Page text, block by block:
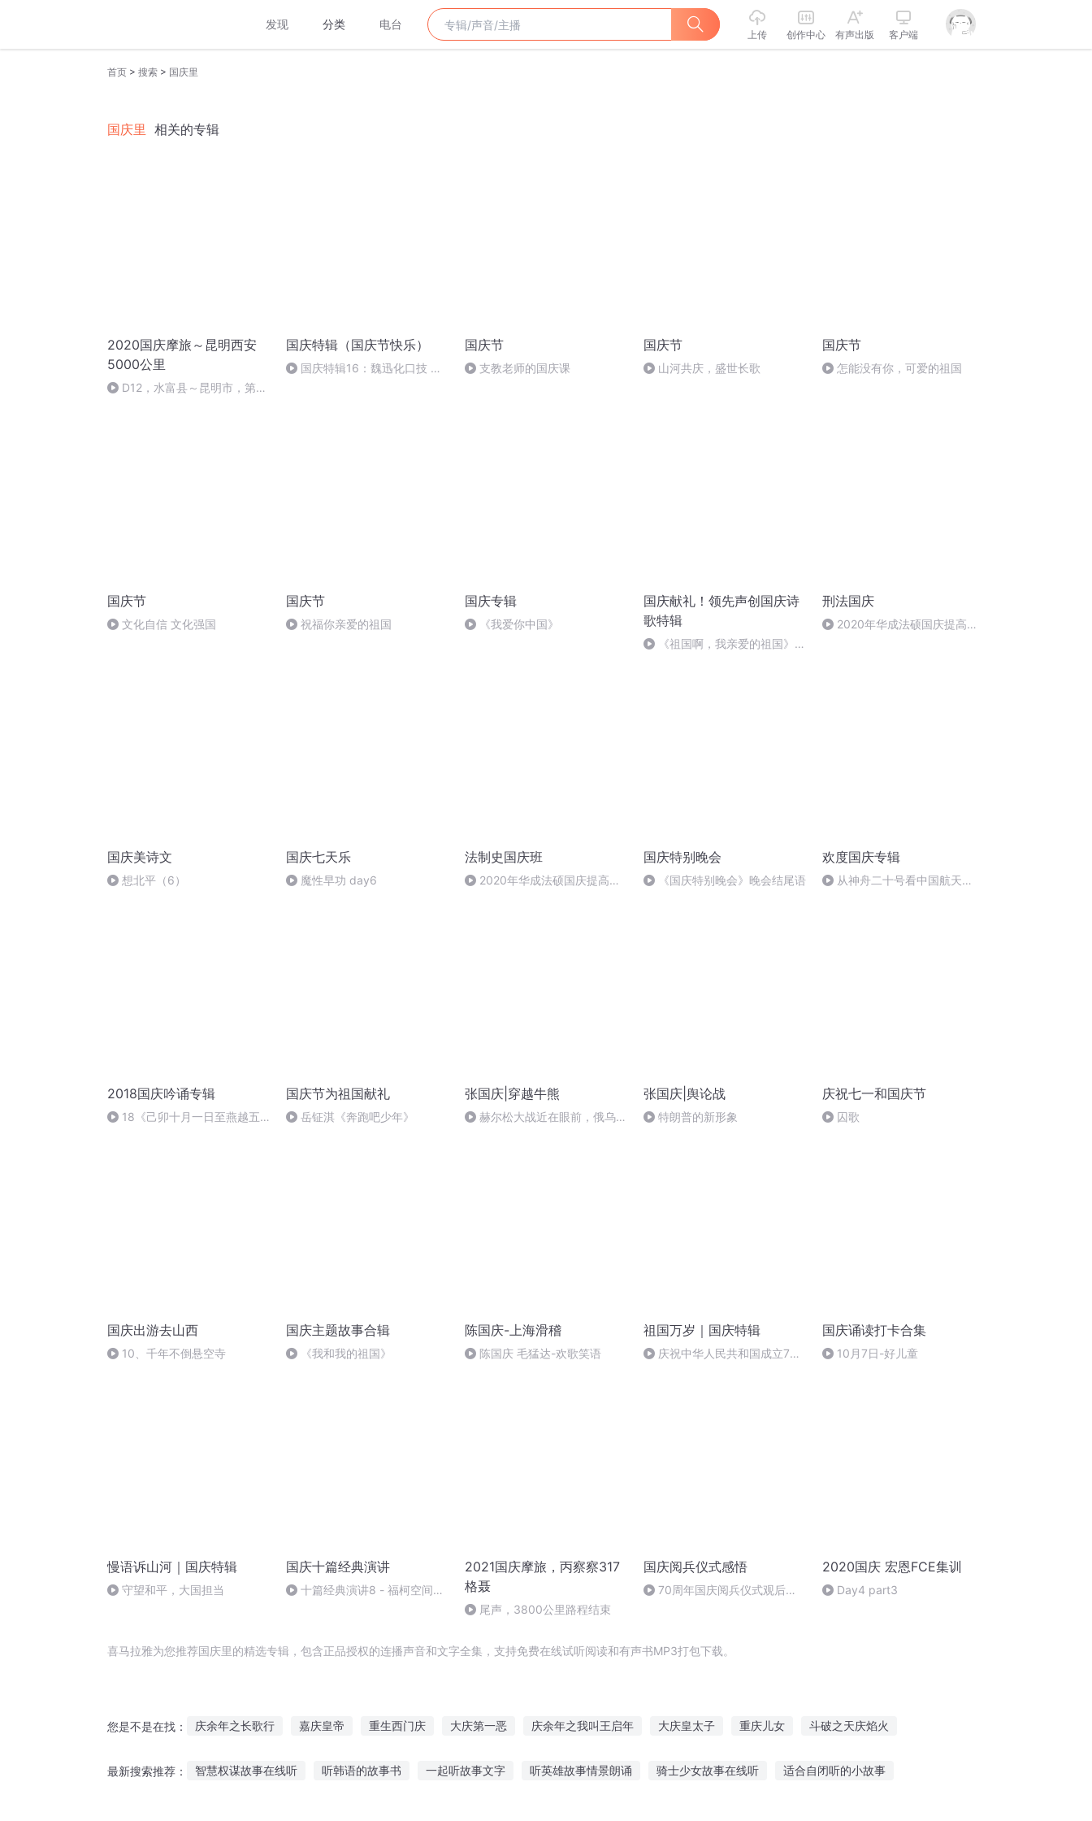
发现 分类 电台
上传 创作中心 有声出版 客户端
首页 > 搜索 > 国庆里
国庆里 相关的专辑
2020国庆摩旅～昆明西安
5000公里
D12，水富县～昆明市，第一
国庆特辑（国庆节快乐）
国庆特辑16：魏迅化口技 二
国庆节
支教老师的国庆课
国庆节
山河共庆，盛世长歌
国庆节
怎能没有你，可爱的祖国
国庆节
文化自信 文化强国
国庆节
祝福你亲爱的祖国
国庆专辑
《我爱你中国》
国庆献礼！领先声创国庆诗
歌特辑
《祖国啊，我亲爱的祖国》温
刑法国庆
2020年华成法硕国庆提高班
国庆美诗文
想北平（6）
国庆七天乐
魔性早功 day6
法制史国庆班
2020年华成法硕国庆提高班
国庆特别晚会
《国庆特别晚会》晚会结尾语
欢度国庆专辑
从神舟二十号看中国航天
2018国庆吟诵专辑
18《己卯十月一日至燕越五
国庆节为祖国献礼
岳钲淇《奔跑吧少年》
张国庆|穿越牛熊
赫尔松大战近在眼前，俄乌冲
张国庆|舆论战
特朗普的新形象
庆祝七一和国庆节
囚歌
国庆出游去山西
10、千年不倒悬空寺
国庆主题故事合辑
《我和我的祖国》
陈国庆-上海滑稽
陈国庆 毛猛达-欢歌笑语
祖国万岁｜国庆特辑
庆祝中华人民共和国成立73
国庆诵读打卡合集
10月7日-好儿童
慢语诉山河｜国庆特辑
守望和平，大国担当
国庆十篇经典演讲
十篇经典演讲8 - 福柯空间回
2021国庆摩旅，丙察察317
格聂
尾声，3800公里路程结束
国庆阅兵仪式感悟
70周年国庆阅兵仪式观后感
2020国庆 宏恩FCE集训
Day4 part3
喜马拉雅为您推荐国庆里的精选专辑，包含正品授权的连播声音和文字全集，支持免费在线试听阅读和有声书MP3打包下载。
您是不是在找： 庆余年之长歌行 嘉庆皇帝 重生西门庆 大庆第一恶 庆余年之我叫王启年 大庆皇太子 重庆儿女 斗破之天庆焰火
最新搜索推荐： 智慧权谋故事在线听 听韩语的故事书 一起听故事文字 听英雄故事情景朗诵 骑士少女故事在线听 适合自闭听的小故事